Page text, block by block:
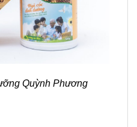
Quỳnh Phương